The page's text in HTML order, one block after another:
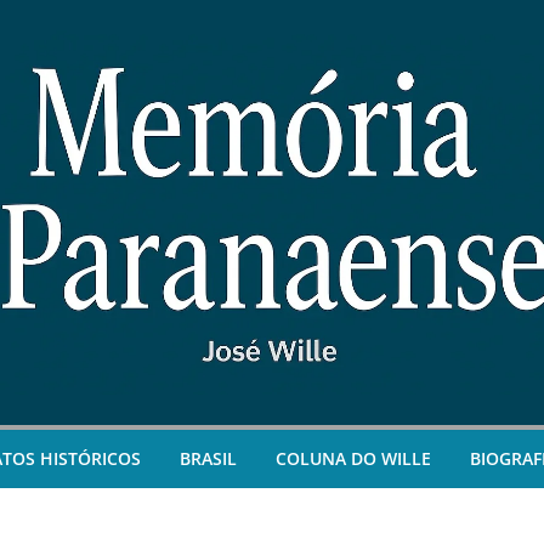
HISTÓRICOS BRASIL COLUNA DO WILLE